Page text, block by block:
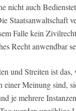
nicht auch
Staatsanwaltschaft
Falle kein
Recht anwendbar
und Streiten ist
einer Meinung sind,
je mehrere